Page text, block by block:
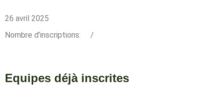
26 avril 2025
Nombre d’inscriptions:
/
Equipes déjà inscrites